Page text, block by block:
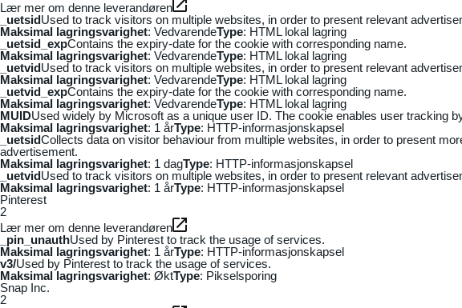
Lær mer om denne leverandøren
_uetsidUsed to track visitors on multiple websites, in order to present relevant
Maksimal lagringsvarighet: VedvarendeType: HTML lokal lagring
_uetsid_expContains the expiry-date for the cookie with corresponding name.
Maksimal lagringsvarighet: VedvarendeType: HTML lokal lagring
_uetvidUsed to track visitors on multiple websites, in order to present relevant
Maksimal lagringsvarighet: VedvarendeType: HTML lokal lagring
_uetvid_expContains the expiry-date for the cookie with corresponding name.
Maksimal lagringsvarighet: VedvarendeType: HTML lokal lagring
MUIDUsed widely by Microsoft as a unique user ID. The cookie enables user tracking
Maksimal lagringsvarighet: 1 årType: HTTP-informasjonskapsel
_uetsidCollects data on visitor behaviour from multiple websites, in order to present
advertisement.
Maksimal lagringsvarighet: 1 dagType: HTTP-informasjonskapsel
_uetvidUsed to track visitors on multiple websites, in order to present relevant
Maksimal lagringsvarighet: 1 årType: HTTP-informasjonskapsel
Pinterest
2
Lær mer om denne leverandøren
_pin_unauthUsed by Pinterest to track the usage of services.
Maksimal lagringsvarighet: 1 årType: HTTP-informasjonskapsel
v3/Used by Pinterest to track the usage of services.
Maksimal lagringsvarighet: ØktType: Pikselsporing
Snap Inc.
2